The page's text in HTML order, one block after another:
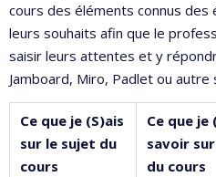
cours des éléments connus
leurs souhaits afin que le
saisir leurs attentes et y
Jamboard, Miro, Padlet ou
Ce que je (S)ais
sur le sujet du
cours
Ce que je
savoir
du cours